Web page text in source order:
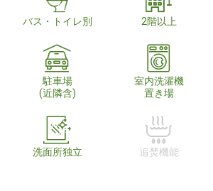
バス・トイレ別 2階以上
駐車場
(近隣含)
室内洗濯機
置き場
洗面所独立 追焚機能